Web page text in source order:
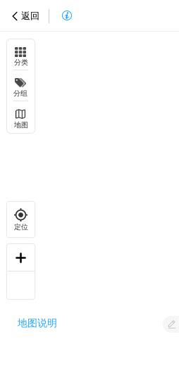
返回
地图说明
分类
分组
地图
定位